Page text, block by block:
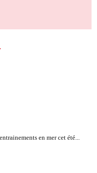
entrainements en mer cet été...